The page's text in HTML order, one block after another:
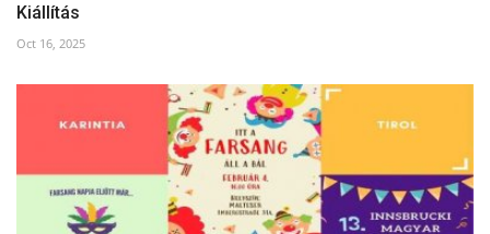
Kiállítás
Oct 16, 2025